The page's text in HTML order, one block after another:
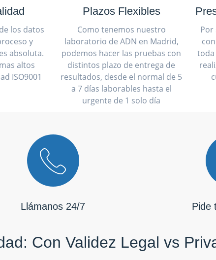
los datos
y
absoluta.
altos
ISO9001
Plazos Flexibles
Como tenemos nuestro
laboratorio de ADN en Madrid,
podemos hacer las pruebas con
distintos plazo de entrega de
resultados, desde el normal de 5
a 7 días laborables hasta el
urgente de 1 solo día
Por
toda
Llámanos 24/7 Pide
Con Validez Legal vs